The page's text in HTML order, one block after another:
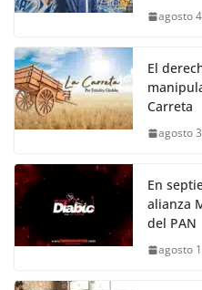
agosto
El
Carreta
agosto
En
alianza
del PAN
agosto